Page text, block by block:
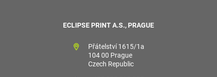
ECLIPSE PRINT A.S., PRAGUE
Přátelství 1615/1a
104 00 Prague
Czech Republic